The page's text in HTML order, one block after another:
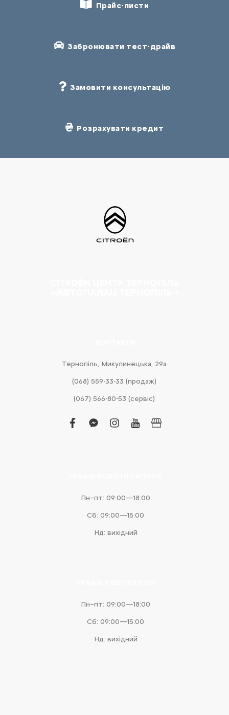
Прайс-листи
Забронювати тест-драйв
Замовити консультацію
Розрахувати кредит
Тернопіль, Микулинецька, 29а
(068) 559-33-33 (продаж)
(067) 566-80-53 (сервіс)
facebook
facebook-
instagram
youtubebusiness
Пн–пт: 09:00—18:00
Сб: 09:00—15:00
Нд: вихідний
Пн–пт: 09:00—18:00
Сб: 09:00—15:00
Нд: вихідний